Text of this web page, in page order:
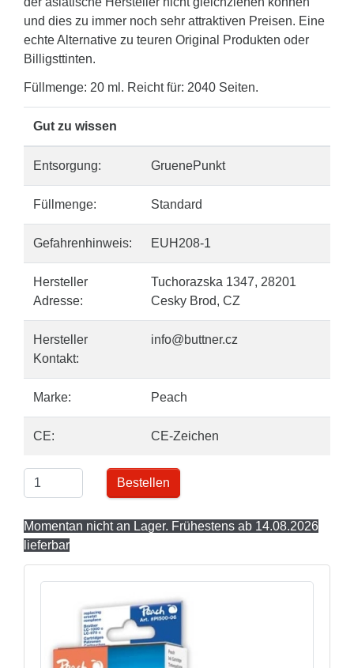
und dies zu immer noch sehr attraktiven Preisen. Eine
echte Alternative zu teuren Original Produkten oder
Billigsttinten.
Füllmenge: 20 ml. Reicht für: 2040 Seiten.
Gut zu wissen
Entsorgung: GruenePunkt
Füllmenge: Standard
Gefahrenhinweis: EUH208-1
Hersteller
Adresse:
Tuchorazska 1347, 28201
Cesky Brod, CZ
Hersteller
Kontakt:
info@buttner.cz
Marke: Peach
CE: CE-Zeichen
Bestellen
Momentan nicht an Lager. Frühestens ab 14.08.2026
lieferbar